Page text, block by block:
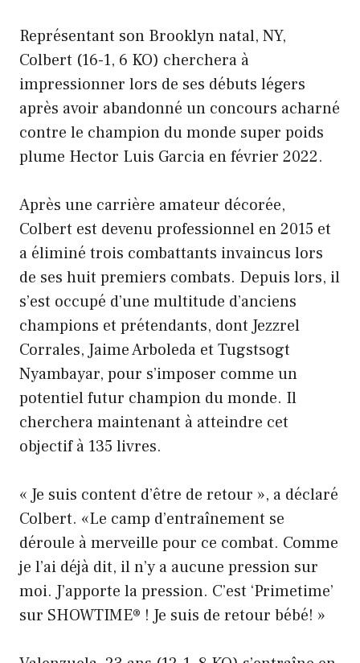
Représentant son Brooklyn natal, NY,
Colbert (16-1, 6 KO) cherchera à
impressionner lors de ses débuts légers
après avoir abandonné un concours acharné
contre le champion du monde super poids
plume Hector Luis Garcia en février 2022.
Après une carrière amateur décorée,
Colbert est devenu professionnel en 2015 et
a éliminé trois combattants invaincus lors
de ses huit premiers combats. Depuis lors, il
s’est occupé d’une multitude d’anciens
champions et prétendants, dont Jezzrel
Corrales, Jaime Arboleda et Tugstsogt
Nyambayar, pour s’imposer comme un
potentiel futur champion du monde. Il
cherchera maintenant à atteindre cet
objectif à 135 livres.
« Je suis content d’être de retour », a déclaré
Colbert. «Le camp d’entraînement se
déroule à merveille pour ce combat. Comme
je l’ai déjà dit, il n’y a aucune pression sur
moi. J’apporte la pression. C’est ‘Primetime’
sur SHOWTIME® ! Je suis de retour bébé! »